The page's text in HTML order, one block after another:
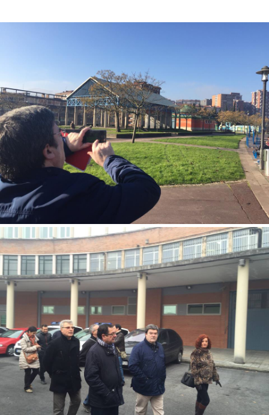
En el Parque de Europa analizamos los nuevos usos para el ocio
que ofrece esta zona.
El equipo que disfrutamos esa mañana de Otxarkoaga, Begoña y
Txurdinaga.